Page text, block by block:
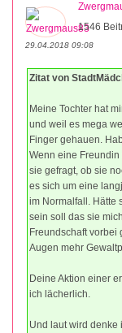
1546
29.04.2018 09:08
Zitat von
Meine Tochter hat
und weil es mega
Finger gehauen.
Wenn eine
sie gefragt, ob sie
es sich um eine
im Normalfall. Hätte
sein soll das sie
Freundschaft vorbei
Augen mehr
Deine Aktion einer
ich lächerlich.
Und laut wird denke